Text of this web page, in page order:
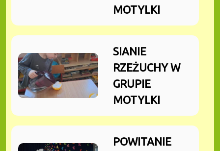
MOTYLKI
SIANIE
RZEŻUCHY W
GRUPIE
MOTYLKI
POWITANIE